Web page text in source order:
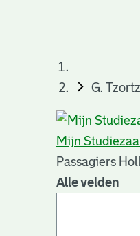
G.
Mijn
Passagiers
Alle velden